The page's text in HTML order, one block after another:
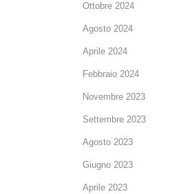
Ottobre 2024
Agosto 2024
Aprile 2024
Febbraio 2024
Novembre 2023
Settembre 2023
Agosto 2023
Giugno 2023
Aprile 2023